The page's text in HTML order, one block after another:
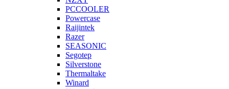
PCCOOLER
Powercase
Raijintek
Razer
SEASONIC
Segotep
Silverstone
Thermaltake
Winard